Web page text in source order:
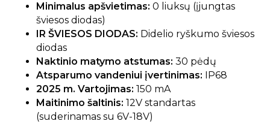
Minimalus apšvietimas: 0 liuksų (įjungtas
šviesos diodas)
IR ŠVIESOS DIODAS: Didelio ryškumo šviesos
diodas
Naktinio matymo atstumas: 30 pėdų
Atsparumo vandeniui įvertinimas: IP68
2025 m. Vartojimas: 150 mA
Maitinimo šaltinis: 12V standartas
(suderinamas su 6V-18V)